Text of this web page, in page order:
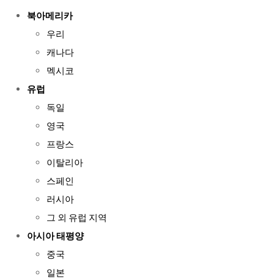
북아메리카
우리
캐나다
멕시코
유럽
독일
영국
프랑스
이탈리아
스페인
러시아
그 외 유럽 지역
아시아 태평양
중국
일본